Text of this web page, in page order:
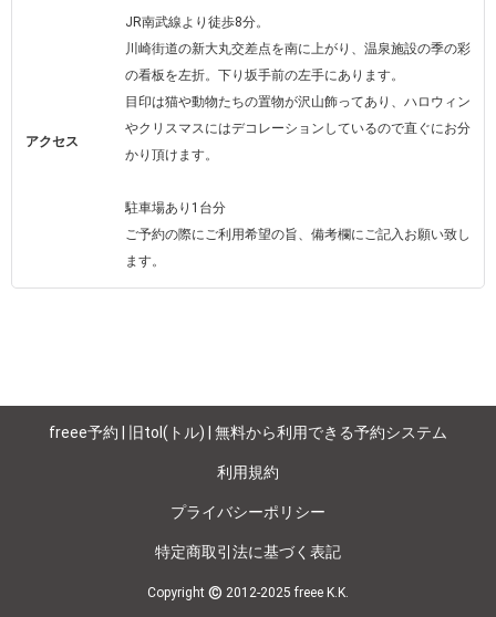
アクセス
JR南武線より徒歩8分。
川崎街道の新大丸交差点を南に上がり、温泉施設の季の彩
の看板を左折。下り坂手前の左手にあります。
目印は猫や動物たちの置物が沢山飾ってあり、ハロウィン
やクリスマスにはデコレーションしているので直ぐにお分
かり頂けます。
駐車場あり1台分
ご予約の際にご利用希望の旨、備考欄にご記入お願い致し
ます。
freee予約 | 旧tol(トル) | 無料から利用できる予約システム
利用規約
プライバシーポリシー
特定商取引法に基づく表記
Copyright © 2012-2025 freee K.K.